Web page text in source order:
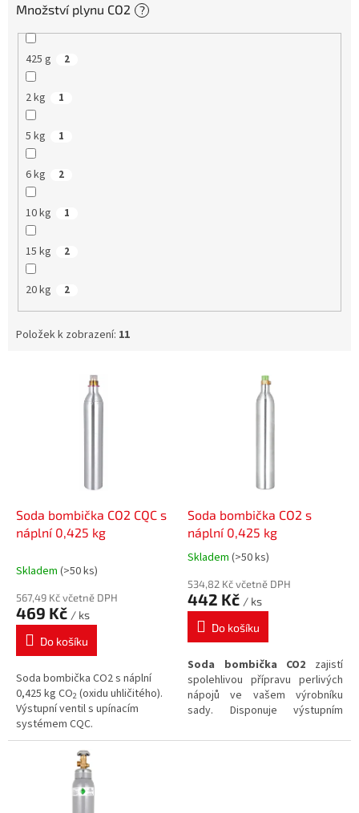
Množství plynu CO2 ?
425 g 2
2 kg 1
5 kg 1
6 kg 2
10 kg 1
15 kg 2
20 kg 2
Položek k zobrazení: 11
Soda bombička CO2 CQC s
náplní 0,425 kg
Skladem (>50 ks)
567,49 Kč včetně DPH
469 Kč / ks
Do košíku
Soda bombička CO2 s náplní
0,425 kg CO2 (oxidu uhličitého).
Výstupní ventil s upínacím
systémem CQC.
Soda bombička CO2 s
náplní 0,425 kg
Průměrné
produktu
je
5,0
hvězdiček.
Skladem (>50 ks)
534,82 Kč včetně DPH
442 Kč / ks
Do košíku
Soda bombička CO2 zajistí
spolehlivou přípravu perlivých
nápojů ve vašem výrobníku
sady. Disponuje výstupním
obsahujeMnožství plynu CO2